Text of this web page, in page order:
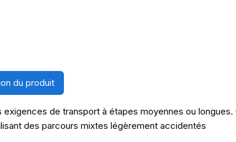
du produit
exigences de transport à étapes moyennes ou
des parcours mixtes légèrement accidentés